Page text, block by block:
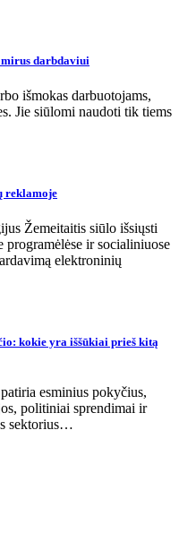
mirus darbdaviui
išmokas darbuotojams,
Jie siūlomi naudoti tik tiems
reklamoje
Žemeitaitis siūlo išsiųsti
programėlėse ir socialiniuose
elektroninių
kokie yra iššūkiai prieš kitą
esminius pokyčius,
politiniai sprendimai ir
sektorius…